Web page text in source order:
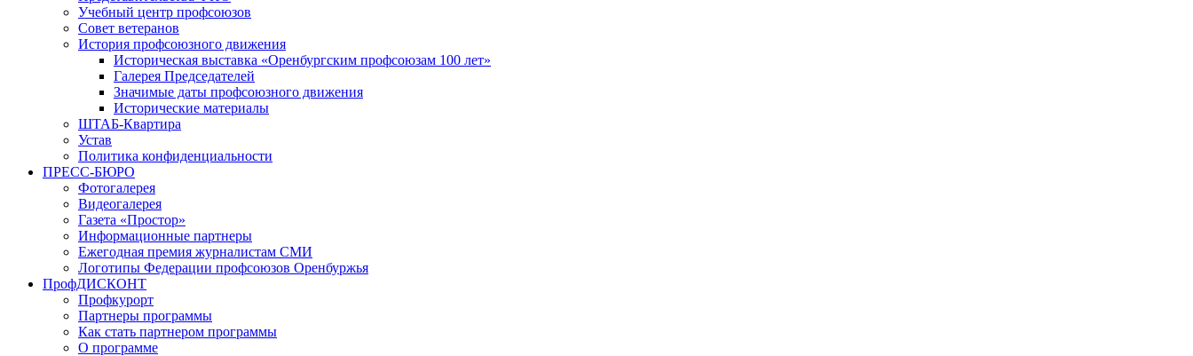
Учебный центр профсоюзов
Совет ветеранов
История профсоюзного движения
Историческая выставка «Оренбургским профсоюзам 100 лет»
Галерея Председателей
Значимые даты профсоюзного движения
Исторические материалы
ШТАБ-Квартира
Устав
Политика конфиденциальности
ПРЕСС-БЮРО
Фотогалерея
Видеогалерея
Газета «Простор»
Информационные партнеры
Ежегодная премия журналистам СМИ
Логотипы Федерации профсоюзов Оренбуржья
ПрофДИСКОНТ
Профкурорт
Партнеры программы
Как стать партнером программы
О программе